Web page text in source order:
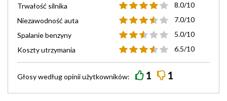
Trwałość silnika
8.0/10
Niezawodność auta
7.0/10
Spalanie benzyny
5.0/10
Koszty utrzymania
6.5/10
Głosy wedługopiniiużytkowników: 1 1